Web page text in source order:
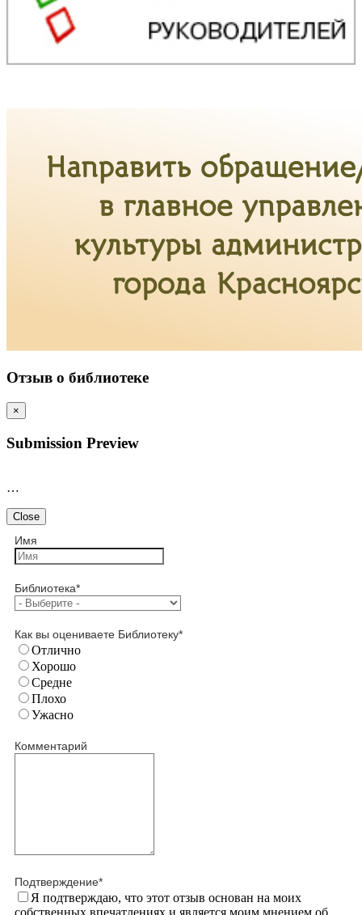
Отзыв о библиотеке
×
Submission Preview
…
Close
Имя
Библиотека*
Как вы оцениваете Библиотеку*
Отлично
Хорошо
Средне
Плохо
Ужасно
Комментарий
Подтверждение*
Я подтверждаю, что этот отзыв основан на моих
собственных впечатлениях и является моим мнением об